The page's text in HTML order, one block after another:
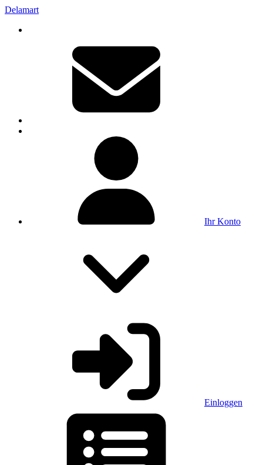
Delamart
Ihr Konto
Einloggen